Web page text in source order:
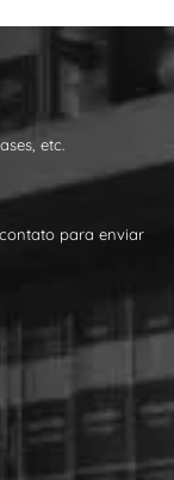
etc.
para enviar